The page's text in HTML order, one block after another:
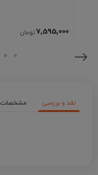
7٬595٬000
نقد و بررسی مشخصات
.